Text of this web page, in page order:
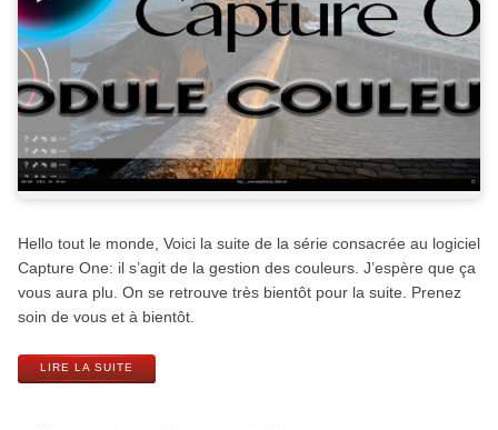
Hello tout le monde, Voici la suite de la série consacrée au logiciel
Capture One: il s’agit de la gestion des couleurs. J’espère que ça
vous aura plu. On se retrouve très bientôt pour la suite. Prenez
soin de vous et à bientôt.
LIRE LA SUITE